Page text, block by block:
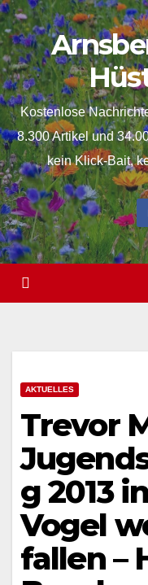
springen
Skip
to
content
Kostenlose
8.300 Artikel und
kein Klick-Bait,
AKTUELLES
Trevor
g 2013
Vogel
fallen –